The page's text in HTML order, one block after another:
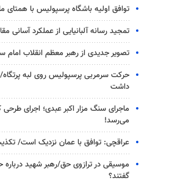
توافق اولیه باشگاه پرسپولیس با همتای
تمجید رسانه آلبانیایی از عملکرد آسانی
تصویر جدیدی از رهبر معظم انقلاب امام
حرکت سرمربی پرسپولیس روی لبه پرتگاه/
داشت
ماجرای سنگ مزار اکبر عبدی؛ اجرای
می‌رسد!
عراقچی: توافق با عمان نزدیک است/ تکذیب سهم ۱۱ درصدی
موسیقی در ترازوی حق/رهبر شهید
گفتند؟